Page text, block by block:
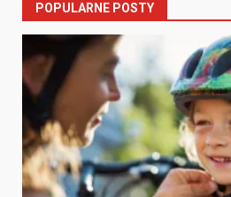
POPULARNE POSTY